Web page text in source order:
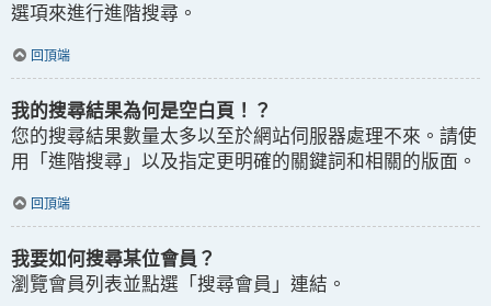
選項來進行進階搜尋。
回頂端
我的搜尋結果為何是空白頁！？
您的搜尋結果數量太多以至於網站伺服器處理不來。請使
用「進階搜尋」以及指定更明確的關鍵詞和相關的版面。
回頂端
我要如何搜尋某位會員？
瀏覽會員列表並點選「搜尋會員」連結。